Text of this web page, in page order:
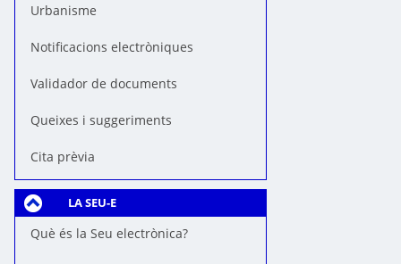
Urbanisme
Notificacions electròniques
Validador de documents
Queixes i suggeriments
Cita prèvia
LA SEU-E
Què és la Seu electrònica?